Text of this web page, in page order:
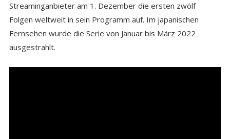
Streaminganbieter am 1. Dezember die ersten zwölf
Folgen weltweit in sein Programm auf. Im japanischen
Fernsehen wurde die Serie von Januar bis März 2022
ausgestrahlt.